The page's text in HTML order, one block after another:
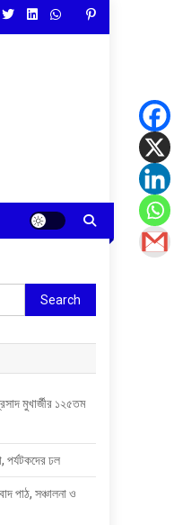
Search
for:
মুখার্জীর ১২৫তম
পর্যটকদের ঢল
পাঠ, সঞ্চালনা ও